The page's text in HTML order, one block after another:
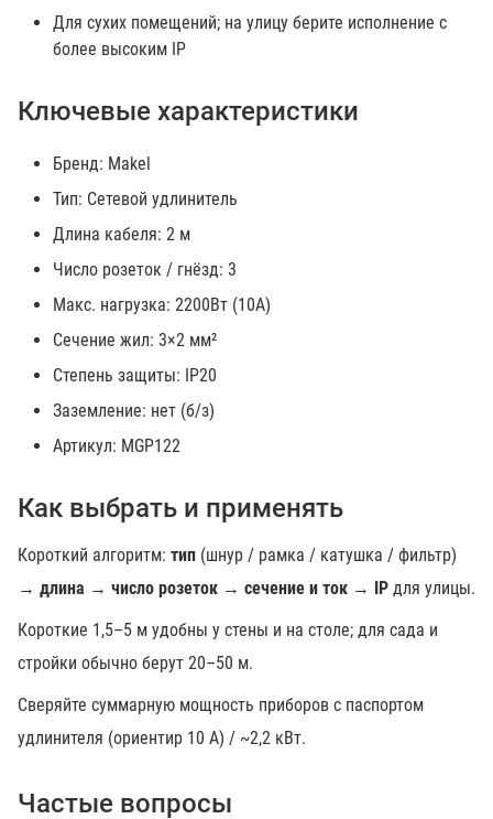
Для сухих помещений; на улицу берите исполнение с
более высоким IP
Ключевые характеристики
Бренд: Makel
Тип: Сетевой удлинитель
Длина кабеля: 2 м
Число розеток / гнёзд: 3
Макс. нагрузка: 2200Вт (10А)
Сечение жил: 3×2 мм²
Степень защиты: IP20
Заземление: нет (б/з)
Артикул: MGP122
Как выбрать и применять
Короткий алгоритм: тип (шнур / рамка / катушка / фильтр)
→ длина → число розеток → сечение и ток → IP для улицы.
Короткие 1,5–5 м удобны у стены и на столе; для сада и
стройки обычно берут 20–50 м.
Сверяйте суммарную мощность приборов с паспортом
удлинителя (ориентир 10 А) / ~2,2 кВт.
Частые вопросы